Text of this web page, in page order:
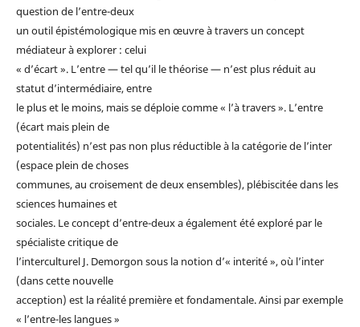
question de l’entre-deux
un outil épistémologique mis en œuvre à travers un concept
médiateur à explorer : celui
« d’écart ». L’entre — tel qu’il le théorise — n’est plus réduit au
statut d’intermédiaire, entre
le plus et le moins, mais se déploie comme « l’à travers ». L’entre
(écart mais plein de
potentialités) n’est pas non plus réductible à la catégorie de l’inter
(espace plein de choses
communes, au croisement de deux ensembles), plébiscitée dans les
sciences humaines et
sociales. Le concept d’entre-deux a également été exploré par le
spécialiste critique de
l’interculturel J. Demorgon sous la notion d’« interité », où l’inter
(dans cette nouvelle
acception) est la réalité première et fondamentale. Ainsi par exemple
« l’entre-les langues »